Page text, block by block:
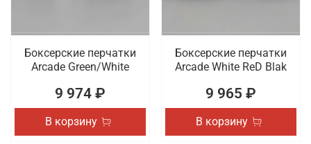
Боксерские перчатки
Arcade Green/White
9 974 ₽
В корзину
Боксерские перчатки
Arcade White ReD Blak
9 965 ₽
В корзину